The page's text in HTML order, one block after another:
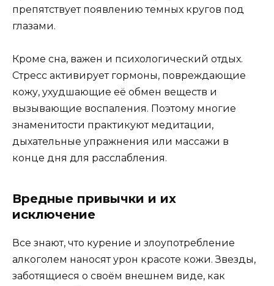
препятствует появлению темных кругов под
глазами.
Кроме сна, важен и психологический отдых.
Стресс активирует гормоны, повреждающие
кожу, ухудшающие её обмен веществ и
вызывающие воспаления. Поэтому многие
знаменитости практикуют медитации,
дыхательные упражнения или массажи в
конце дня для расслабления.
Вредные привычки и их
исключение
Все знают, что курение и злоупотребление
алкоголем наносят урон красоте кожи. Звезды,
заботящиеся о своём внешнем виде, как